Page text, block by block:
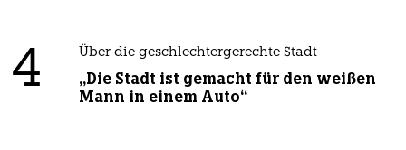
4 Über die geschlechtergerechte Stadt
„Die Stadt ist gemacht für den weißen
Mann in einem Auto“